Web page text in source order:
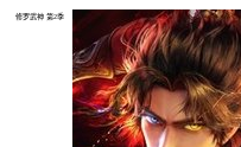
修罗武神 第2季